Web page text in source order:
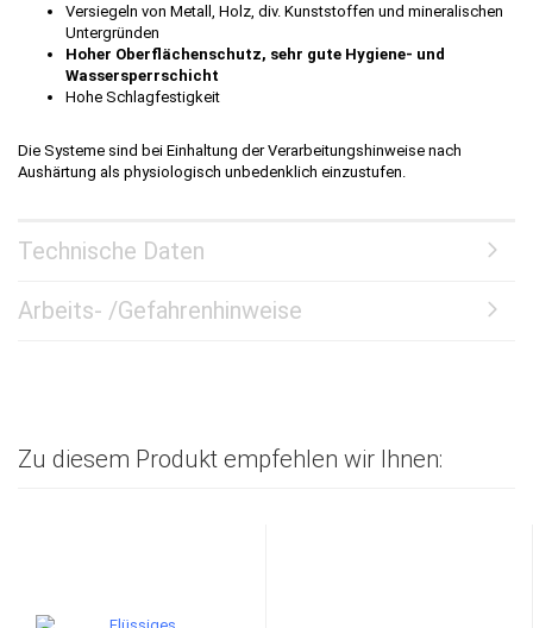
Versiegeln von Metall, Holz, div. Kunststoffen und mineralischen
Untergründen
Hoher Oberflächenschutz, sehr gute Hygiene- und
Wassersperrschicht
Hohe Schlagfestigkeit
Die Systeme sind bei Einhaltung der Verarbeitungshinweise nach
Aushärtung als physiologisch unbedenklich einzustufen.
Technische Daten
Arbeits- /Gefahrenhinweise
Zu diesem Produkt empfehlen wir Ihnen: